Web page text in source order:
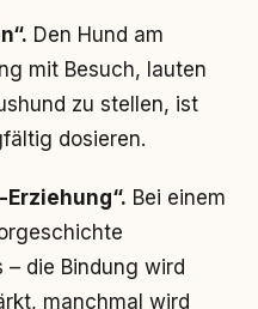
Den Hund am
mit Besuch, lauten
zu stellen, ist
dosieren.
Bei einem
– die Bindung wird
manchmal wird